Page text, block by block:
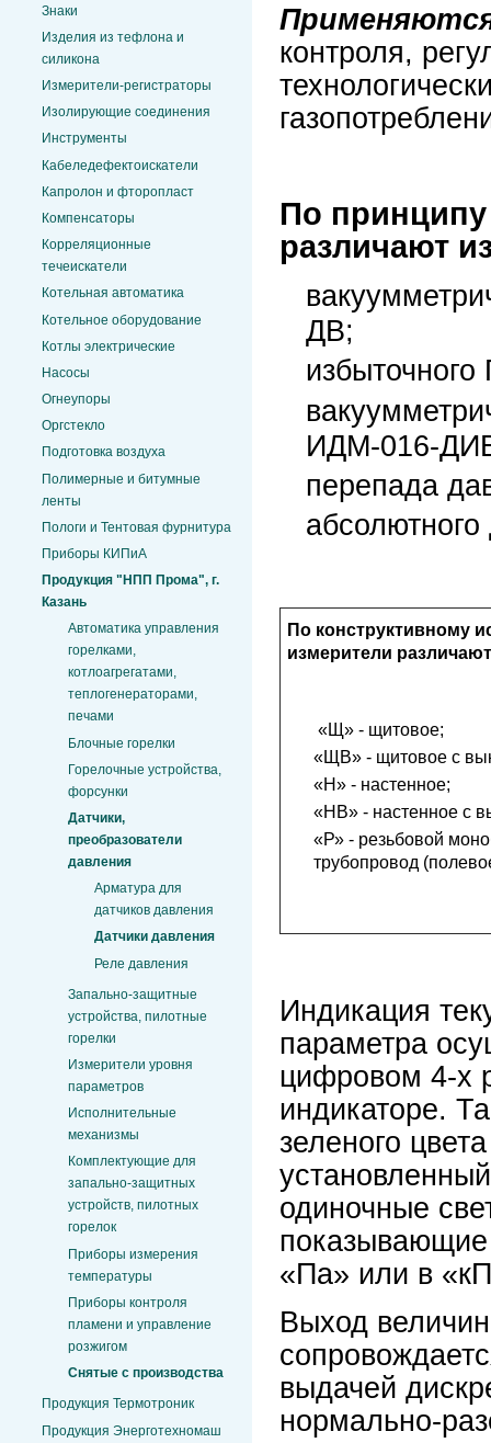
Знаки
Изделия из тефлона и
силикона
Измерители-регистраторы
Изолирующие соединения
Инструменты
Кабеледефектоискатели
Капролон и фторопласт
Компенсаторы
Корреляционные
течеискатели
Котельная автоматика
Котельное оборудование
Котлы электрические
Насосы
Огнеупоры
Оргстекло
Подготовка воздуха
Полимерные и битумные
ленты
Пологи и Тентовая фурнитура
Приборы КИПиА
Продукция "НПП Прома", г.
Казань
Автоматика управления
горелками,
котлоагрегатами,
теплогенераторами,
печами
Блочные горелки
Горелочные устройства,
форсунки
Датчики,
преобразователи
давления
Арматура для
датчиков давления
Датчики давления
Реле давления
Запально-защитные
устройства, пилотные
горелки
Измерители уровня
параметров
Исполнительные
механизмы
Комплектующие для
запально-защитных
устройств, пилотных
горелок
Приборы измерения
температуры
Приборы контроля
пламени и управление
розжигом
Снятые с производства
Продукция Термотроник
Продукция Энерготехномаш
контроля,
По
различают
ДВ;
ИДМ-016-
перепада
По конструктивному
измерители
«Щ» - щитовое;
«ЩВ» - щитовое с
«Н» - настенное;
«НВ» - настенное с
«Р» - резьбовой
трубопровод
Индикация
параметра
цифровом 4-х
индикаторе.
зеленого
одиночные
«Па» или в
Выход
выдачей
нормально-